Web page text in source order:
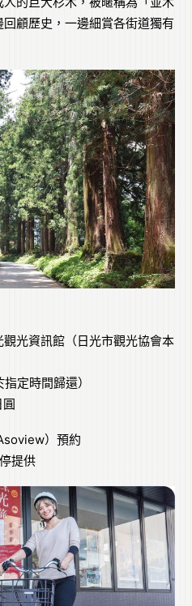
顧歷史，一邊細賞各街道獨有
光資訊館（日光市觀光協會本
定時間歸還）
）預約
提供